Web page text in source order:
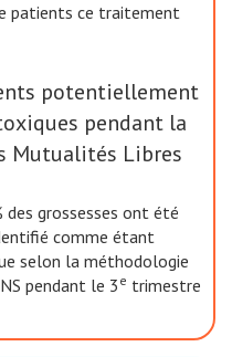
patients ce traitement
potentiellement
pendant la
Mutualités Libres
grossesses ont été
comme étant
selon la méthodologie
pendant le 3 e trimestre